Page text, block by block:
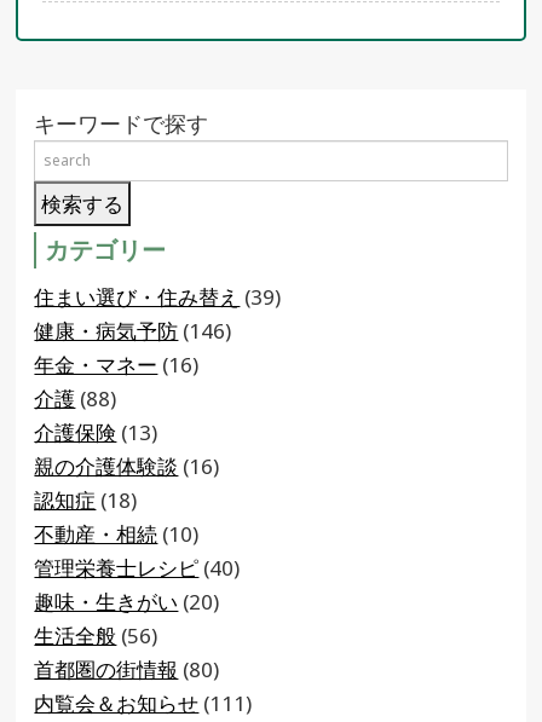
キーワードで探す
カテゴリー
住まい選び・住み替え (39)
健康・病気予防 (146)
年金・マネー (16)
介護 (88)
介護保険 (13)
親の介護体験談 (16)
認知症 (18)
不動産・相続 (10)
管理栄養士レシピ (40)
趣味・生きがい (20)
生活全般 (56)
首都圏の街情報 (80)
内覧会＆お知らせ (111)